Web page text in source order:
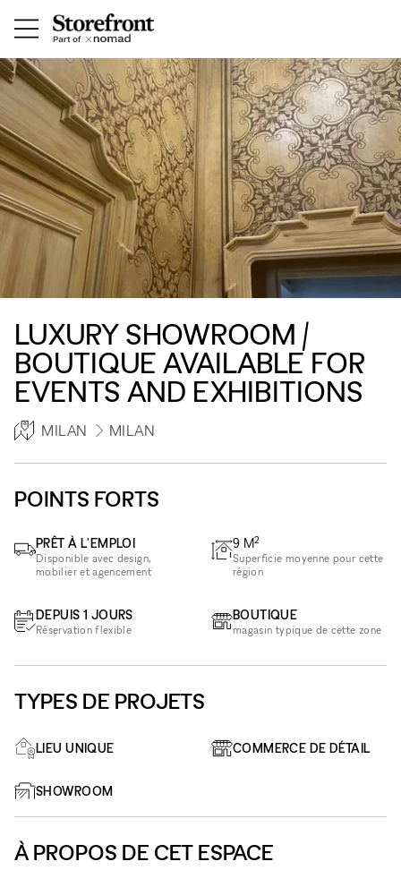
LUXURY SHOWROOM /
BOUTIQUE AVAILABLE FOR
EVENTS AND EXHIBITIONS
MILAN MILAN
POINTS FORTS
PRÊT À L'EMPLOI
Disponible avec design,
mobilier et agencement
DEPUIS 1 JOURS
Réservation flexible
9 M2
Superficie moyenne pour cette
région
BOUTIQUE
magasin typique de cette zone
TYPES DE PROJETS
LIEU UNIQUE COMMERCE DE DÉTAIL
SHOWROOM
À PROPOS DE CET ESPACE